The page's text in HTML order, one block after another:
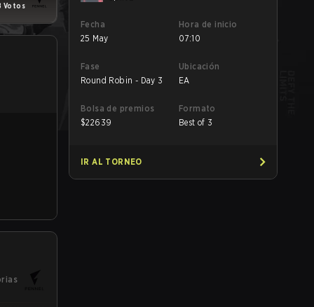
Votos
Fecha
25 May
Hora de inicio
07:10
Fase
Round Robin - Day 3
Ubicación
EA
Bolsa de premios
$22639
Formato
Best of 3
IR AL TORNEO